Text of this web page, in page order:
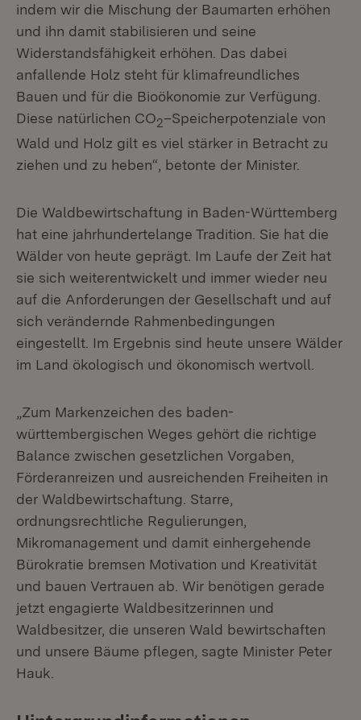
indem wir die Mischung der Baumarten erhöhen
und ihn damit stabilisieren und seine
Widerstandsfähigkeit erhöhen. Das dabei
anfallende Holz steht für klimafreundliches
Bauen und für die Bioökonomie zur Verfügung.
Diese natürlichen CO2–Speicherpotenziale von
Wald und Holz gilt es viel stärker in Betracht zu
ziehen und zu heben“, betonte der Minister.
Die Waldbewirtschaftung in Baden-Württemberg
hat eine jahrhundertelange Tradition. Sie hat die
Wälder von heute geprägt. Im Laufe der Zeit hat
sie sich weiterentwickelt und immer wieder neu
auf die Anforderungen der Gesellschaft und auf
sich verändernde Rahmenbedingungen
eingestellt. Im Ergebnis sind heute unsere Wälder
im Land ökologisch und ökonomisch wertvoll.
„Zum Markenzeichen des baden-
württembergischen Weges gehört die richtige
Balance zwischen gesetzlichen Vorgaben,
Förderanreizen und ausreichenden Freiheiten in
der Waldbewirtschaftung. Starre,
ordnungsrechtliche Regulierungen,
Mikromanagement und damit einhergehende
Bürokratie bremsen Motivation und Kreativität
und bauen Vertrauen ab. Wir benötigen gerade
jetzt engagierte Waldbesitzerinnen und
Waldbesitzer, die unseren Wald bewirtschaften
und unsere Bäume pflegen, sagte Minister Peter
Hauk.